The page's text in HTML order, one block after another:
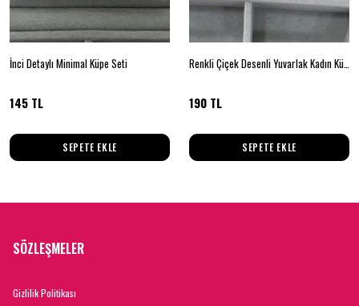
İnci Detaylı Minimal Küpe Seti
145 TL
SEPETE EKLE
Renkli Çiçek Desenli Yuvarlak Kadın Küpe
190 TL
SEPETE EKLE
SÖZLEŞMELER
Gizlilik Politikası